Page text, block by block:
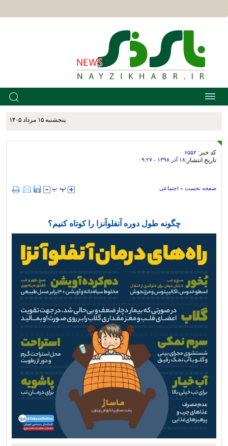
پنجشنبه ۱۵ مرداد ۱۴۰۵
کد خبر: ۶۵۵۲
تاریخ انتشار:۱۸ آذر ۱۳۹۸ - ۰۹:۲۷
صفحه نخست » اجتماعی
چگونه طول دوره آنفلوآنزا را کوتاه کنیم؟